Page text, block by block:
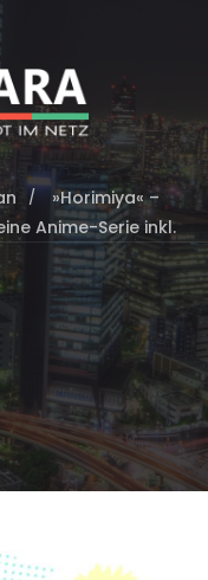
»Horimiya« –
Anime-Serie inkl.